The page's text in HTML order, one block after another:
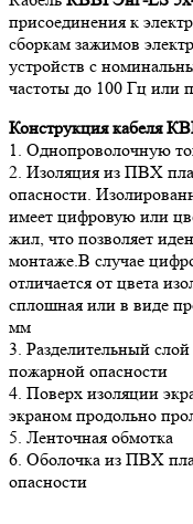
присоединения к
сборкам зажимов
устройств с
частоты до 100 Гц или
Конструкция кабеля
1. Однопроволочную
2. Изоляция из ПВХ
опасности.
имеет цифровую или
жил, что позволяет
монтаже.В случае
отличается от цвета
сплошная или в виде
мм
3. Разделительный
пожарной опасности
4. Поверх изоляции
экраном продольно
5. Ленточная обмотка
6. Оболочка из ПВХ
опасности